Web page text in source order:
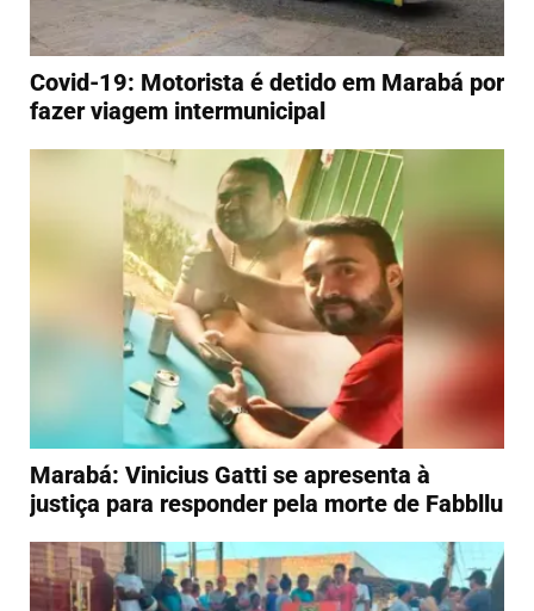
Covid-19: Motorista é detido em Marabá por
fazer viagem intermunicipal
Marabá: Vinicius Gatti se apresenta à
justiça para responder pela morte de Fabbllu